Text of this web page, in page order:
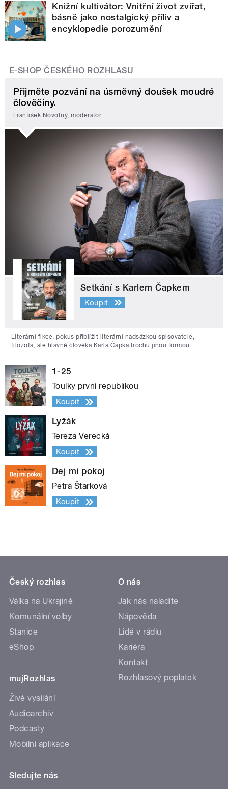
Knižní kultivátor: Vnitřní život zvířat,
básně jako nostalgický příliv a
encyklopedie porozumění
E-SHOP ČESKÉHO ROZHLASU
Přijměte pozvání na úsměvný doušek moudré
člověčiny.
František Novotný, moderátor
Setkání s Karlem Čapkem
Koupit
Literární fikce, pokus přiblížit literární nadsázkou spisovatele,
filozofa, ale hlavně člověka Karla Čapka trochu jinou formou.
1-25
Toulky první republikou
Koupit
Lyžák
Tereza Verecká
Koupit
Dej mi pokoj
Petra Štarková
Koupit
Český rozhlas
Válka na Ukrajině
Komunální volby
Stanice
eShop
mujRozhlas
Živé vysílání
Audioarchiv
Podcasty
Mobilní aplikace
O nás
Jak nás naladíte
Nápověda
Lidé v rádiu
Kariéra
Kontakt
Rozhlasový poplatek
Sledujte nás